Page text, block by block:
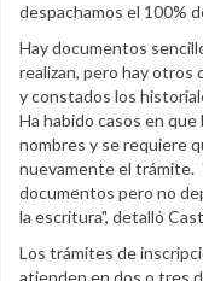
despachamos el 100%
Hay documentos
realizan, pero hay otros
y constados los
Ha habido casos en
nombres y se requiere
nuevamente el trámite.
documentos pero no
la escritura", detalló
Los trámites de